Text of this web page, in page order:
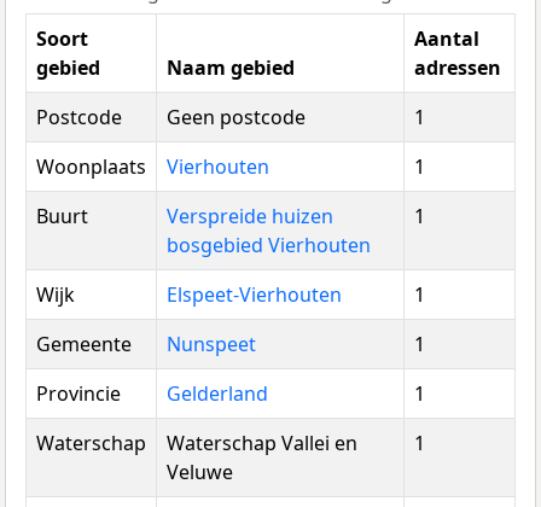
Soort
gebied
Naam gebied
Aantal
adressen
Postcode
Geen postcode
1
Woonplaats
Vierhouten
1
Buurt
Verspreide huizen
bosgebied Vierhouten
1
Wijk Elspeet-Vierhouten
1
Gemeente
Nunspeet
1
Provincie
Gelderland
1
Waterschap
Waterschap Vallei en
Veluwe
1